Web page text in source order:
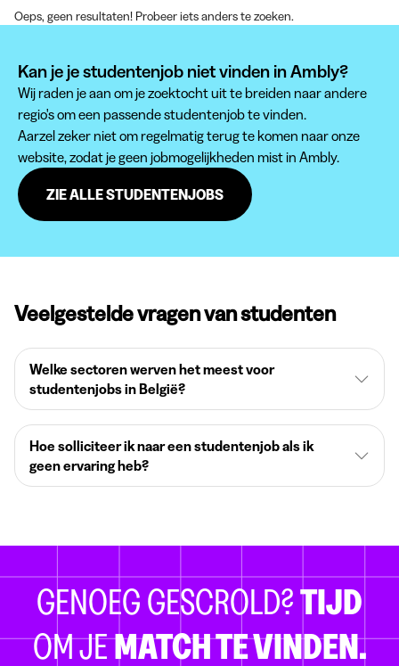
Oeps, geen resultaten! Probeer iets anders te zoeken.
Kan je je studentenjob niet vinden in Ambly?
Wij raden je aan om je zoektocht uit te breiden naar andere
regio's om een passende studentenjob te vinden.
Aarzel zeker niet om regelmatig terug te komen naar onze
website, zodat je geen jobmogelijkheden mist in Ambly.
ZIE ALLE STUDENTENJOBS
Veelgestelde vragen van studenten
Welke sectoren werven het meest voor
studentenjobs in België?
Hoe solliciteer ik naar een studentenjob als ik
geen ervaring heb?
GENOEG GESCROLD?TIJD
OM JEMATCH TE VINDEN.